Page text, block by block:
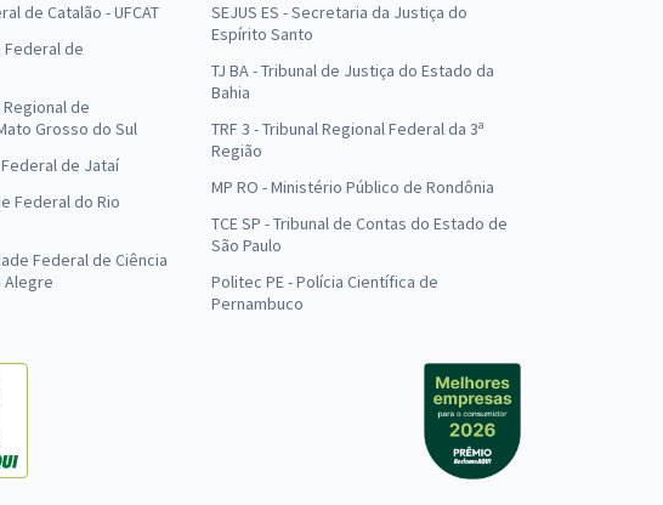
de Catalão - UFCAT
Federal de
Regional de
Grosso do Sul
de Jataí
Federal do Rio
Federal de Ciência
Alegre
SEJUS ES - Secretaria da Justiça do
Espírito Santo
TJ BA - Tribunal de Justiça do Estado da
Bahia
TRF 3 - Tribunal Regional Federal da 3ª
Região
MP RO - Ministério Público de Rondônia
TCE SP - Tribunal de Contas do Estado de
São Paulo
Politec PE - Polícia Científica de
Pernambuco